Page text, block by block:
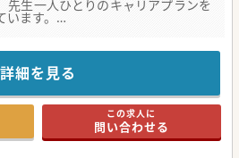
生一人ひとりのキャリアプランを
ます。
ニーズに応えるため、内科体制の
ます。
に対応すべく、先生の専門知識とご
す。
求める先生や定年後のセカンドキ
にもオススメの求人です。
】
詳細を見る
この求人に
問い合わせる